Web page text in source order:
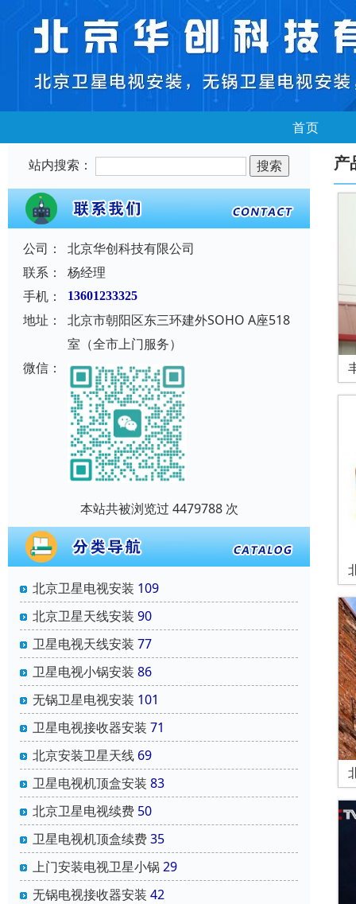
首页
站内搜索：
公司：
北京华创科技有限公司
联系：
杨经理
手机：
13601233325
地址：
北京市朝阳区东三环建外SOHO A座518
室（全市上门服务）
微信：
本站共被浏览过 4479788 次
北京卫星电视安装 109
北京卫星天线安装 90
卫星电视天线安装 77
卫星电视小锅安装 86
无锅卫星电视安装 101
卫星电视接收器安装 71
北京安装卫星天线 69
卫星电视机顶盒安装 83
北京卫星电视续费 50
卫星电视机顶盒续费35
上门安装电视卫星小锅 29
无锅电视接收器安装 42
产